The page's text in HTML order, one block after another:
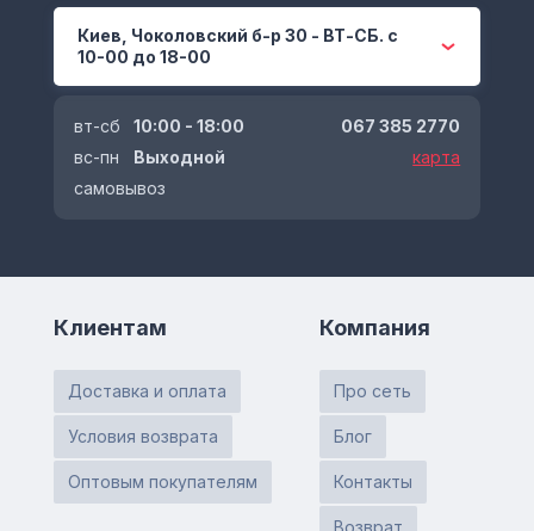
Киев, Чоколовский б-р 30 - ВТ-СБ. с
10-00 до 18-00
вт-сб
10:00 - 18:00
вс-пн
Выходной
самовывоз
067 385 2770
карта
Клиентам
Доставка и оплата
Условия возврата
Оптовым покупателям
Компания
Про сеть
Блог
Контакты